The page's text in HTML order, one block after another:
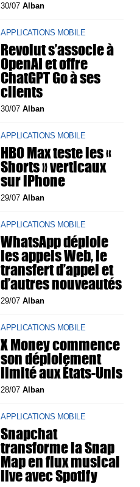
30/07Alban
APPLICATIONS MOBILE
Revolut s’associe à
OpenAI et offre
ChatGPT Go à ses
clients
30/07Alban
APPLICATIONS MOBILE
HBO Max teste les «
Shorts » verticaux
sur iPhone
29/07Alban
APPLICATIONS MOBILE
WhatsApp déploie
les appels Web, le
transfert d’appel et
d’autres nouveautés
29/07Alban
APPLICATIONS MOBILE
X Money commence
son déploiement
limité aux États-Unis
28/07Alban
APPLICATIONS MOBILE
Snapchat
transforme la Snap
Map en flux musical
live avec Spotify